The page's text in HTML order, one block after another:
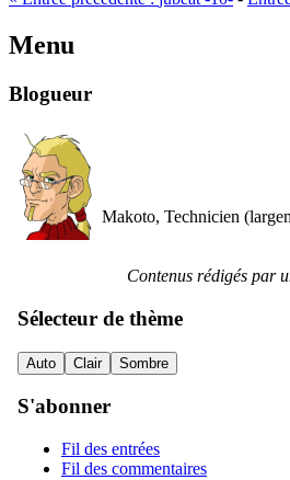
Menu
Blogueur
Makoto, Technicien
Contenus rédigés par
Sélecteur de thème
Auto Clair Sombre
S'abonner
Fil des entrées
Fil des commentaires